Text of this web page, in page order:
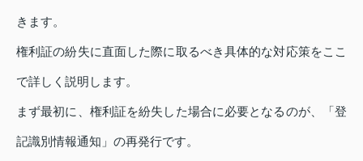
きます。
権利証の紛失に直面した際に取るべき具体的な対応策をここ
で詳しく説明します。
まず最初に、権利証を紛失した場合に必要となるのが、「登
記識別情報通知」の再発行です。